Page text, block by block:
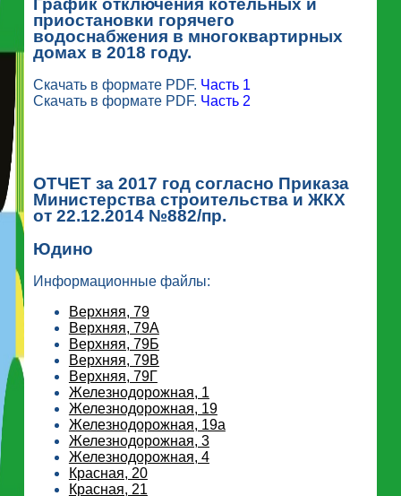
приостановки горячего
водоснабжения в многоквартирных
домах в 2018 году.
Скачать в формате PDF. Часть 1
Скачать в формате PDF. Часть 2
ОТЧЕТ за 2017 год согласно Приказа
Министерства строительства и ЖКХ
от 22.12.2014 №882/пр.
Юдино
Информационные файлы:
Верхняя, 79
Верхняя, 79А
Верхняя, 79Б
Верхняя, 79В
Верхняя, 79Г
Железнодорожная, 1
Железнодорожная, 19
Железнодорожная, 19а
Железнодорожная, 3
Железнодорожная, 4
Красная, 20
Красная, 21